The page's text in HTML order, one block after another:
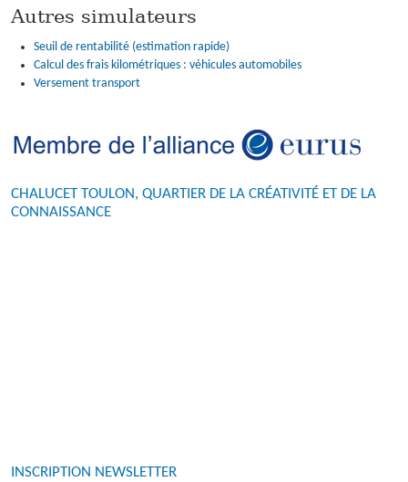
Autres simulateurs
Seuil de rentabilité (estimation rapide)
Calcul des frais kilométriques : véhicules automobiles
Versement transport
CHALUCET TOULON, QUARTIER DE LA CRÉATIVITÉ ET DE LA
CONNAISSANCE
INSCRIPTION NEWSLETTER